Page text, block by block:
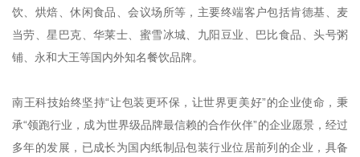
饮、烘焙、休闲食品、会议场所等，主要终端客户包括肯德基、麦
当劳、星巴克、华莱士、蜜雪冰城、九阳豆业、巴比食品、头号粥
铺、永和大王等国内外知名餐饮品牌。
南王科技始终坚持“让包装更环保，让世界更美好”的企业使命，秉
承“领跑行业，成为世界级品牌最信赖的合作伙伴”的企业愿景，经过
多年的发展，已成长为国内纸制品包装行业位居前列的企业，具备